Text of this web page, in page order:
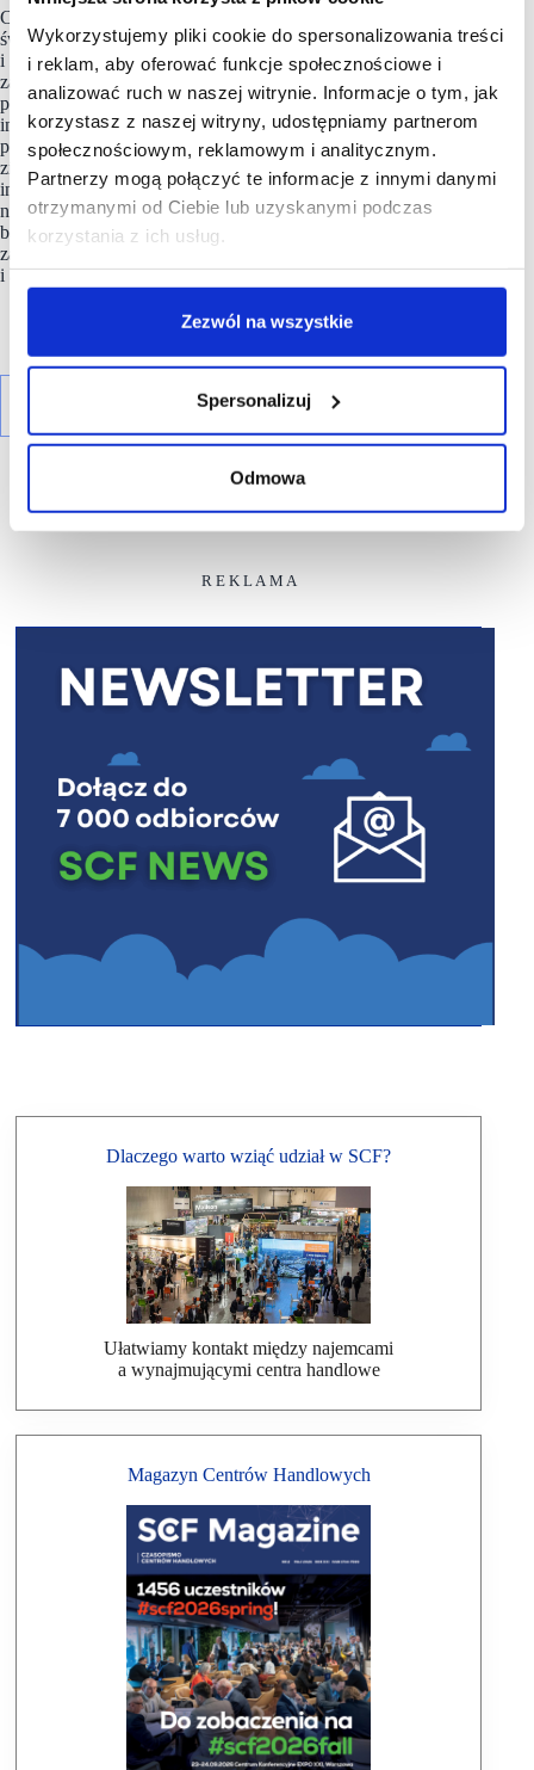
Wykorzystujemy pliki cookie do spersonalizowania treści
i reklam, aby oferować funkcje społecznościowe i
analizować ruch w naszej witrynie. Informacje o tym, jak
korzystasz z naszej witryny, udostępniamy partnerom
społecznościowym, reklamowym i analitycznym.
Partnerzy mogą połączyć te informacje z innymi danymi
otrzymanymi od Ciebie lub uzyskanymi podczas
korzystania z ich usług.
Zezwól na wszystkie
Spersonalizuj
Odmowa
CBRE Group, Inc. jest największą na świecie firmą doradczą
świadczącą usługi w zakresie nieruchomości komercyjnych
i inwestycyjną (na podstawie przychodów z 2019 r.). Firma
zatrudnia ponad 100 000 pracowników (nie wliczając
podmiotów stowarzyszonych i partnerskich) i obsługuje
inwestorów i najemców nieruchomości za pośrednictwem
ponad 530 biur na całym świecie. CBRE oferuje szeroki zakres
zintegrowanych usług, doradztwo strategiczne w zakresie
inwestycji i wynajmu, usługi korporacyjne, usługi zarządzania
nieruchomościami oraz projektami, administrację firm,
bankowość hipoteczną, wyceny, usługi deweloperskie, usługi
zarządzania inwestycjami oraz usługi konsultingowe
i analityczne.
R E K L A M A
Dlaczego warto wziąć udział w SCF?
Ułatwiamy kontakt między najemcami
a wynajmującymi centra handlowe
Magazyn Centrów Handlowych